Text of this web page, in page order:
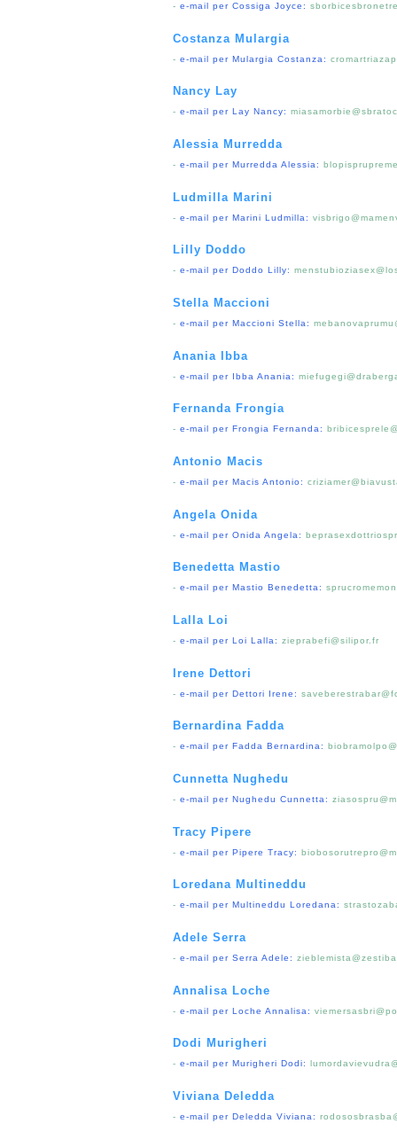
- e-mail per Cossiga Joyce:
Costanza Mulargia
- e-mail per Mulargia Costanza:
Nancy Lay
- e-mail per Lay Nancy:
Alessia Murredda
- e-mail per Murredda Alessia:
Ludmilla Marini
- e-mail per Marini Ludmilla:
Lilly Doddo
- e-mail per Doddo Lilly:
Stella Maccioni
- e-mail per Maccioni Stella:
Anania Ibba
- e-mail per Ibba Anania:
Fernanda Frongia
- e-mail per Frongia Fernanda:
Antonio Macis
- e-mail per Macis Antonio:
Angela Onida
- e-mail per Onida Angela:
Benedetta Mastio
- e-mail per Mastio Benedetta:
Lalla Loi
- e-mail per Loi Lalla: zieprabefi@silipor.fr
Irene Dettori
- e-mail per Dettori Irene:
Bernardina Fadda
- e-mail per Fadda Bernardina:
Cunnetta Nughedu
- e-mail per Nughedu Cunnetta:
Tracy Pipere
- e-mail per Pipere Tracy:
Loredana Multineddu
- e-mail per Multineddu Loredana:
Adele Serra
- e-mail per Serra Adele:
Annalisa Loche
- e-mail per Loche Annalisa:
Dodi Murigheri
- e-mail per Murigheri Dodi:
Viviana Deledda
- e-mail per Deledda Viviana: